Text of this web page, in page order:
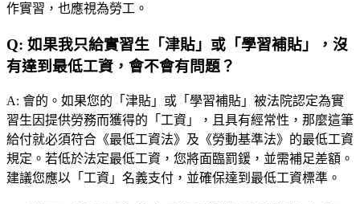
作實習，也應視為勞工。
Q: 如果我只給實習生「津貼」或「學習補貼」，沒
有達到最低工資，會不會有問題？
A: 會的。如果您的「津貼」或「學習補貼」被法院認定為實
習生因提供勞務而獲得的「工資」，且具有經常性，那麼這筆
給付就必須符合《最低工資法》及《勞動基準法》的最低工資
規定。若低於法定最低工資，您將面臨罰鍰，並需補足差額。
建議您應以「工資」名義支付，並確保達到最低工資標準。